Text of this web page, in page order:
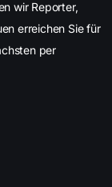
wir Reporter,
erreichen Sie für
per